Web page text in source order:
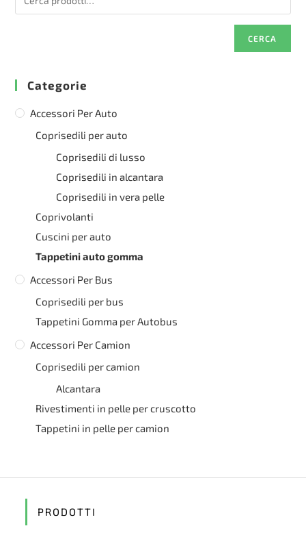
CERCA
Categorie
Accessori Per Auto
Coprisedili per auto
Coprisedili di lusso
Coprisedili in alcantara
Coprisedili in vera pelle
Coprivolanti
Cuscini per auto
Tappetini auto gomma
Accessori Per Bus
Coprisedili per bus
Tappetini Gomma per Autobus
Accessori Per Camion
Coprisedili per camion
Alcantara
Rivestimenti in pelle per cruscotto
Tappetini in pelle per camion
PRODOTTI